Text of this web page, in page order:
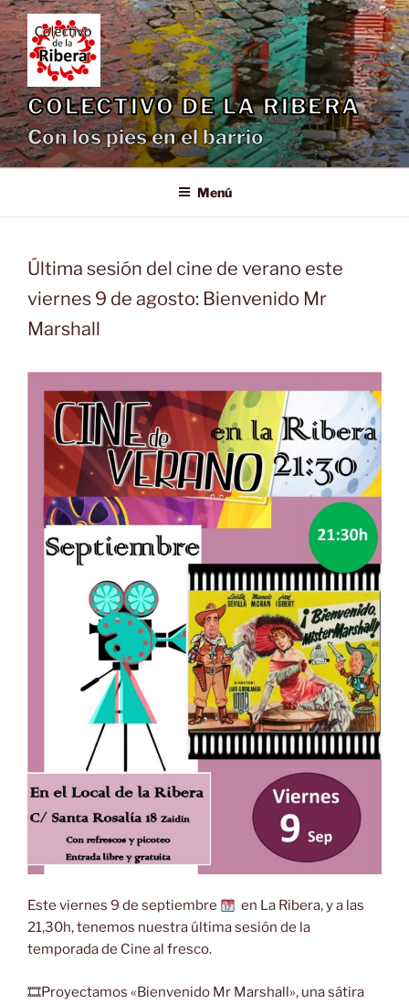
Saltar
al
contenido
COLECTIVO DE LA RIBERA
Con los pies en el barrio
Menú
Última sesión del cine de verano este
viernes 9 de agosto: Bienvenido Mr
Marshall
Este viernes 9 de septiembre
en La Ribera, y a las
21,30h, tenemos nuestra última sesión de la
temporada de Cine al fresco.
🎞Proyectamos «Bienvenido Mr Marshall», una sátira